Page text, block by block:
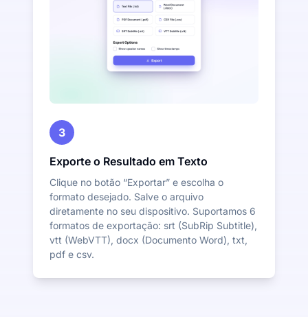
3
Exporte o Resultado em Texto
Clique no botão “Exportar” e escolha o
formato desejado. Salve o arquivo
diretamente no seu dispositivo. Suportamos 6
formatos de exportação: srt (SubRip Subtitle),
vtt (WebVTT), docx (Documento Word), txt,
pdf e csv.